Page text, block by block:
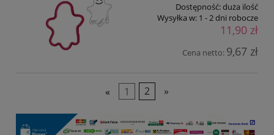
Dostępność:duża ilość
Wysyłka w: 1 - 2 dni robocze
11,90 zł
Cena netto: 9,67 zł
« 1 2 »